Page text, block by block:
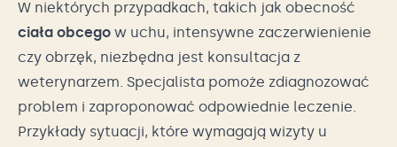
W niektórych przypadkach, takich jak obecność
ciała obcego w uchu, intensywne zaczerwienienie
czy obrzęk, niezbędna jest konsultacja z
weterynarzem. Specjalista pomoże zdiagnozować
problem i zaproponować odpowiednie leczenie.
Przykłady sytuacji, które wymagają wizyty u